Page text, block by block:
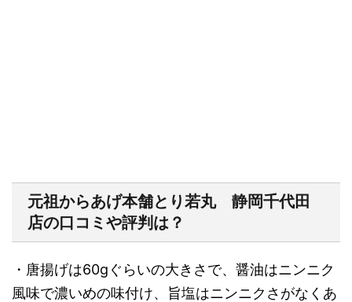
元祖からあげ本舗とり若丸 静岡千代田
店の口コミや評判は？
・ 唐揚げは60g ぐらいの大きさで、醤油はニンニク
風味で濃いめの味付け、旨塩はニンニクさがなくあ